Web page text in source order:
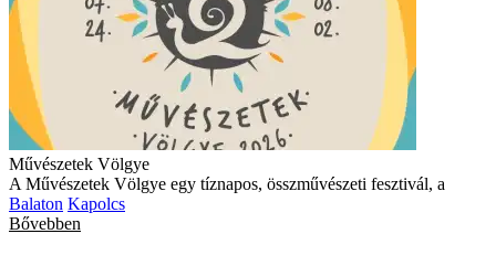
Művészetek Völgye
A Művészetek Völgye egy tíznapos, összművészeti fesztivál, a
Balaton Kapolcs
Bővebben